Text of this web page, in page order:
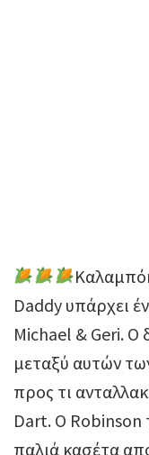
Daddy υπάρχει
Michael & Geri. Ο
μεταξύ αυτών
προς τι
Dart. O
παλιά κασέτα